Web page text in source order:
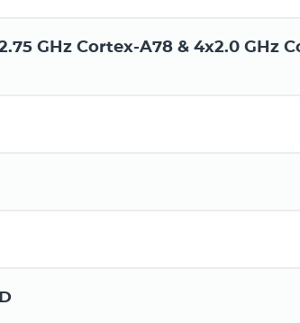
GHz Cortex-A78 & 4x2.0 GHz